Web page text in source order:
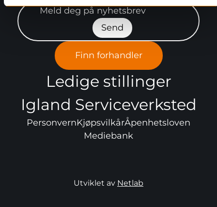
Meld deg på nyhetsbrev"
Send
Finn forhandler
Ledige stillinger
Igland Serviceverksted
PersonvernKjøpsvilkårÅpenhetsloven
Mediebank
Utviklet av Netlab